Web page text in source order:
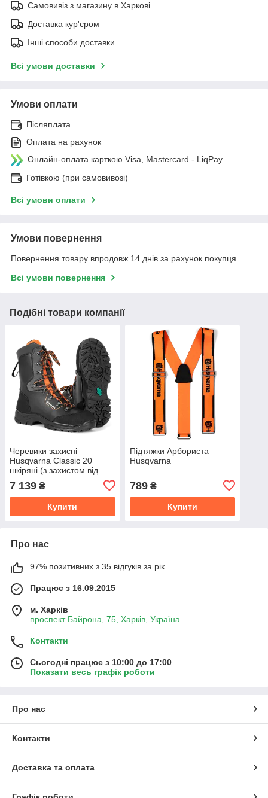
Самовивіз з магазину в Харкові
Доставка кур'єром
Інші способи доставки.
Всі умови доставки
Умови оплати
Післяплата
Оплата на рахунок
Онлайн-оплата карткою Visa, Mastercard - LiqPay
Готівкою (при самовивозі)
Всі умови оплати
Умови повернення
Повернення товару впродовж 14 днів за рахунок покупця
Всі умови повернення
Подібні товари компанії
Черевики захисні
Husqvarna Classic 20
шкіряні (з захистом від
7 139 ₴
Купити
Підтяжки Арбориста
Husqvarna
789₴
Купити
Про нас
97% позитивних з 35 відгуків за рік
Працює з 16.09.2015
м. Харків
проспект Байрона, 75, Харків, Україна
Контакти
Сьогодні працює з 10:00 до 17:00
Показати весь графік роботи
Про нас
Контакти
Доставка та оплата